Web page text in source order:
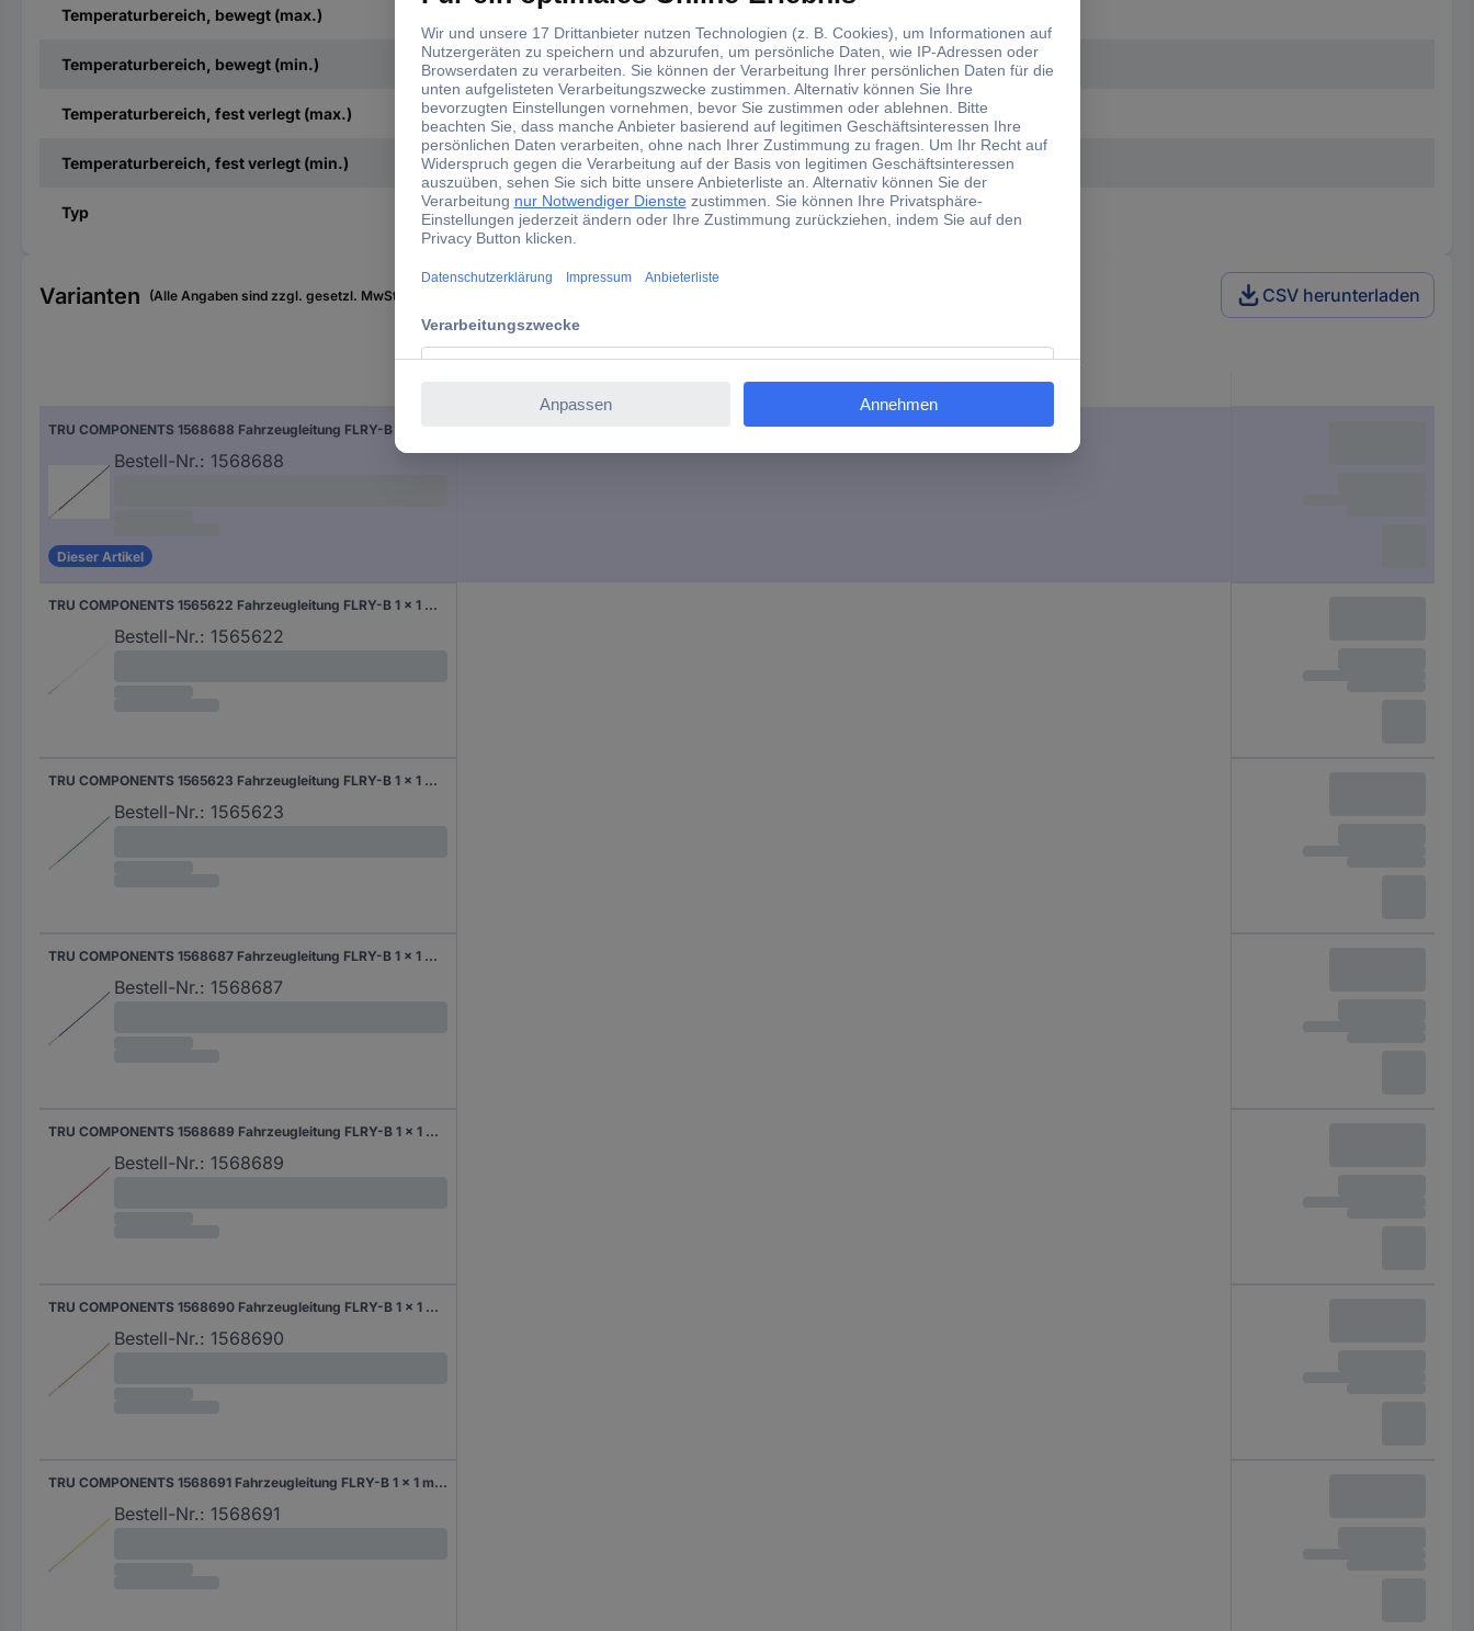
Temperaturbereich, bewegt (max.)
Temperaturbereich, bewegt (min.) -40 °C
Temperaturbereich, fest verlegt (max.) +105 °C
Temperaturbereich, fest verlegt (min.) -40 °C
Typ 93030c377
Varianten (Alle Angaben sind zzgl. gesetzl. MwSt., zzgl. Versand) CSV herunterladen
Bestell-Nr.: 1568688
Dieser Artikel
TRU COMPONENTS 1565622 Fahrzeugleitung FLRY-B 1 x 1 mm² Weiß 50 m
Bestell-Nr.: 1565622
TRU COMPONENTS 1565623 Fahrzeugleitung FLRY-B 1 x 1 mm² Grün 50 m
Bestell-Nr.: 1565623
TRU COMPONENTS 1568687 Fahrzeugleitung FLRY-B 1 x 1 mm² Blau 50 m
Bestell-Nr.: 1568687
TRU COMPONENTS 1568689 Fahrzeugleitung FLRY-B 1 x 1 mm² Rot 50 m
Bestell-Nr.: 1568689
TRU COMPONENTS 1568690 Fahrzeugleitung FLRY-B 1 x 1 mm² Orange 50 m
Bestell-Nr.: 1568690
TRU COMPONENTS 1568691 Fahrzeugleitung FLRY-B 1 x 1 mm² Gelb 50 m
Bestell-Nr.: 1568691